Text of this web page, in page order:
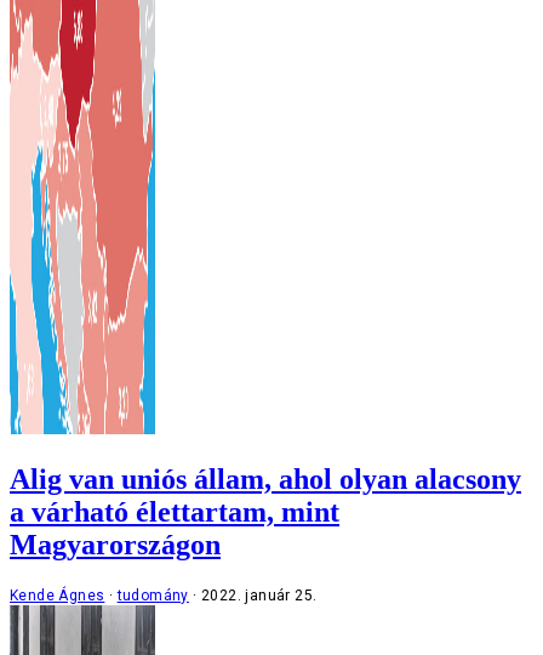
Alig van uniós állam, ahol olyan alacsony
a várható élettartam, mint
Magyarországon
Kende Ágnes tudomány 2022. január 25.